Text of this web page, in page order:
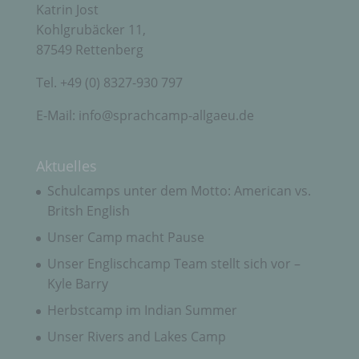
Katrin Jost
Kohlgrubäcker 11,
87549 Rettenberg
Tel. +49 (0) 8327-930 797
E-Mail: info@sprachcamp-allgaeu.de
Aktuelles
Schulcamps unter dem Motto: American vs.
Britsh English
Unser Camp macht Pause
Unser Englischcamp Team stellt sich vor –
Kyle Barry
Herbstcamp im Indian Summer
Unser Rivers and Lakes Camp
Verantwortlicher oder für die Verarbeitung
Verantwortlicher ist die natürliche oder juristische
Person, Behörde, Einrichtung oder andere Stelle,
die allein oder gemeinsam mit anderen über die
Zwecke und Mittel der Verarbeitung von
personenbezogenen Daten entscheidet. Sind die
Zwecke und Mittel dieser Verarbeitung durch das
vorgegeben, so kann der Verantwortliche
dem Recht der Mitgliedstaaten vorgesehen
Auftragsverarbeiter ist eine natürliche oder
juristische Person, Behörde, Einrichtung oder
andere Stelle, die personenbezogene Daten im
Auftrag des Verantwortlichen verarbeitet.